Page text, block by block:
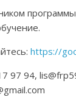
https://
97 94,